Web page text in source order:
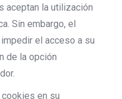
aceptan la utilización
Sin embargo, el
el acceso a su
de la opción
en su